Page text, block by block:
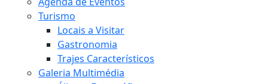
Turismo
Locais a Visitar
Gastronomia
Trajes Característicos
Galeria Multimédia